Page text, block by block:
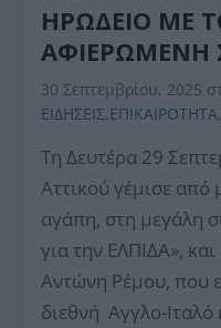
ΗΡΩΔΕΙΟ ΜΕ
ΑΦΙΕΡΩΜΕΝΗ
30 Σεπτεμβρίου, 2025
ΕΙΔΗΣΕΙΣ,ΕΠΙΚΑΙΡΟΤΗΤΑ,
Τη Δευτέρα 29
Αττικού γέμισε από
αγάπη, στη μεγάλη
για την ΕΛΠΙΔΑ»,
Αντώνη Ρέμου, που
διεθνή Αγγλο-Ιταλό